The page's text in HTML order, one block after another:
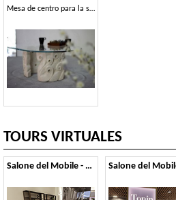
Mesa de centro para la sala de estar, con base de piedra tallada, tapa de cristal ovalada
TOURS VIRTUALES
Salone del Mobile - 2023